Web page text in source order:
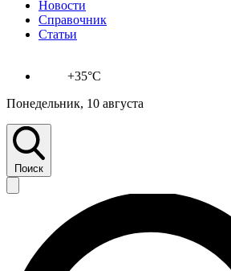
Новости
Справочник
Статьи
+35°C
Понедельник, 10 августа
Поиск